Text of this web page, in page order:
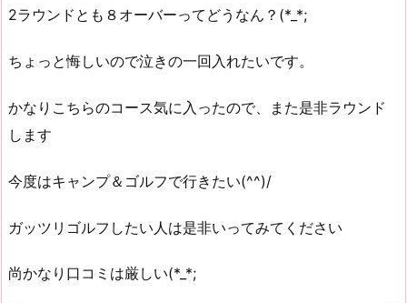
2ラウンドとも８オーバーってどうなん？(*_*;
ちょっと悔しいので泣きの一回入れたいです。
かなりこちらのコース気に入ったので、また是非ラウンド
します
今度はキャンプ＆ゴルフで行きたい(^^)/
ガッツリゴルフしたい人は是非いってみてください
尚かなり口コミは厳しい(*_*;